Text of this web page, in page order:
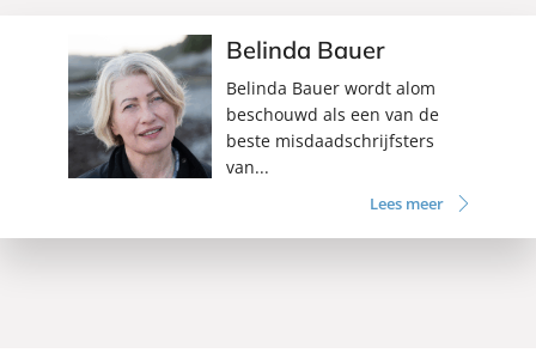
Belinda Bauer
Belinda Bauer wordt alom
beschouwd als een van de
beste misdaadschrijfsters
van...
Lees meer